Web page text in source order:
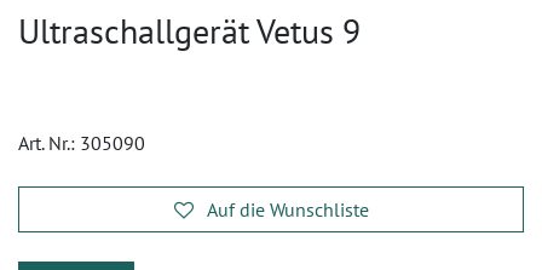
Ultraschallgerät Vetus 9
Art. Nr.: 305090
Auf die Wunschliste